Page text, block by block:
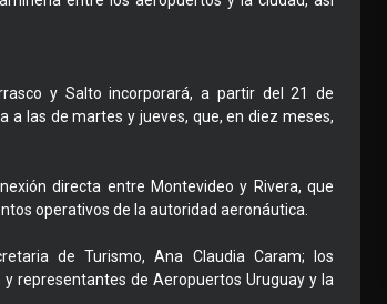
y Salto incorporará, a partir del 21 de
las de martes y jueves, que, en diez meses,
directa entre Montevideo y Rivera, que
operativos de la autoridad aeronáutica.
de Turismo, Ana Claudia Caram; los
y representantes de Aeropuertos Uruguay y la